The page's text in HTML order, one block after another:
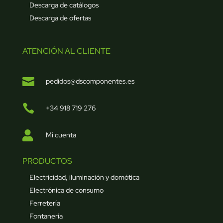
Descarga de catálogos
Descarga de ofertas
ATENCIÓN AL CLIENTE
 pedidos@dscomponentes.es
 +34 918 719 276
 Mi cuenta
PRODUCTOS
Electricidad, iluminación y domótica
Electrónica de consumo
Ferretería
Fontanería